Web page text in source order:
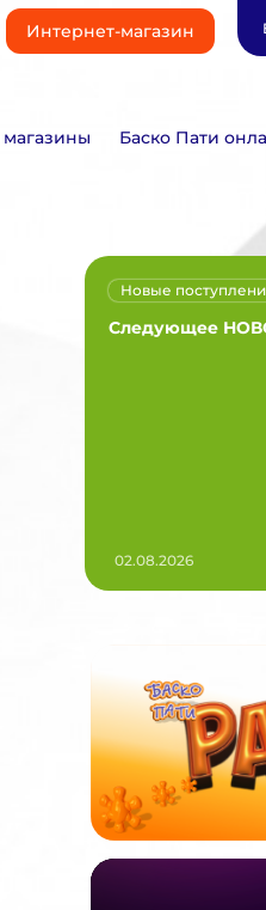
Интернет-магазин
Баско Пати
Следующее
Новые
02.08.2026